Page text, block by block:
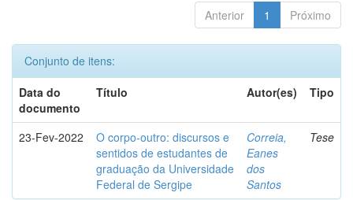
Anterior 1 Próximo
Conjunto de itens:
Data do
documento
Título Autor(es) Tipo
23-Fev-2022
O corpo-outro: discursos e
sentidos de estudantes de
graduação da Universidade
Federal de Sergipe
Correia,
Eanes
dos
Santos
Tese